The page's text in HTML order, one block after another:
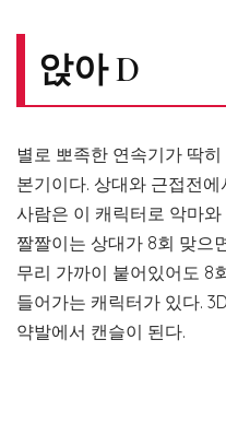
앉아 D
별로 뽀족한 연속기가 딱
본기이다. 상대와 근접전
사람은 이 캐릭터로 악마
짤짤이는 상대가 8회 맞으
무리 가까이 붙어있어도 8
들어가는 캐릭터가 있다.
약발에서 캔슬이 된다.